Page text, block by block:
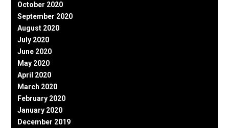
October 2020
September 2020
August 2020
July 2020
June 2020
May 2020
April 2020
March 2020
February 2020
January 2020
December 2019